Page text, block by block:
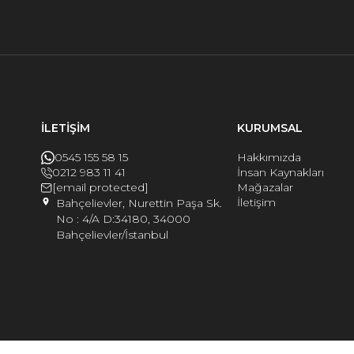
İLETİŞİM
0545 155 58 15
0212 983 11 41
[email protected]
Bahçelievler, Nurettin Paşa Sk.
No : 4/A D:34180, 34000
Bahçelievler/İstanbul
KURUMSAL
Hakkımızda
İnsan Kaynakları
Mağazalar
İletişim